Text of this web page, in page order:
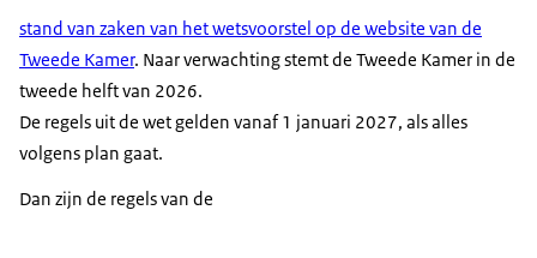
stand van zaken van het wetsvoorstel op de website van de
Tweede Kamer. Naar verwachting stemt de Tweede Kamer in de
tweede helft van 2026.
De regels uit de wet gelden vanaf 1 januari 2027, als alles
volgens plan gaat.
Dan zijn de regels van de